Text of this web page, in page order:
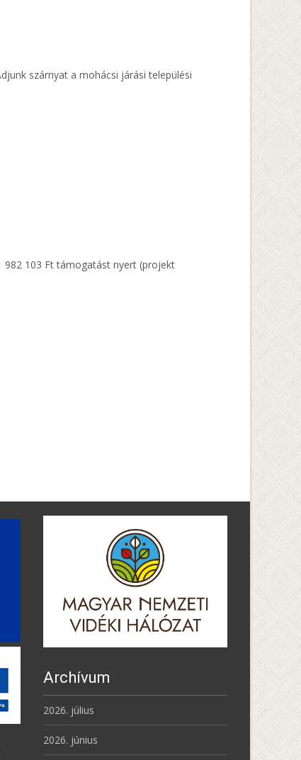
szárnyat a mohácsi járási települési
982 103 Ft támogatást nyert (projekt
Archívum
2026. július
2026. június